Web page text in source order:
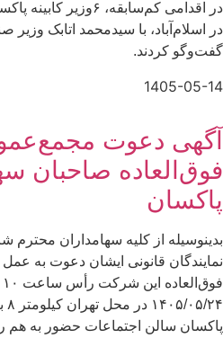
در اقدامی کم‌سابقه،
در اسلام‌آباد، با سیدمحمد اتابک
گفت‌وگو کردند.
1405-05-14
آگهی دعوت
فوق‌العاده صاحبان
پاكسان
بدینوسیله از کلیه سهامداران
نمایندگان قانونی ایشان دعوت به
پاکسان سالن اجتماعات حضور به هم